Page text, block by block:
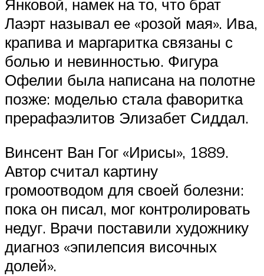
Янковой, намек на то, что брат
Лаэрт называл ее «розой мая». Ива,
крапива и маргаритка связаны с
болью и невинностью. Фигура
Офелии была написана на полотне ​​
позже: моделью стала фаворитка
прерафаэлитов Элизабет Сиддал.
Винсент Ван Гог «Ирисы», 1889.
Автор считал картину
громоотводом для своей болезни:
пока он писал, мог контролировать
недуг. Врачи поставили художнику
диагноз «эпилепсия височных
долей».